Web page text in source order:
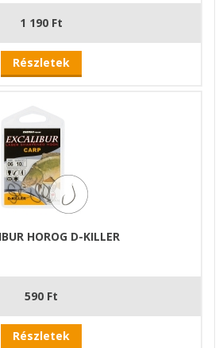
1 190 Ft
Részletek
HOROG D-KILLER
590 Ft
Részletek